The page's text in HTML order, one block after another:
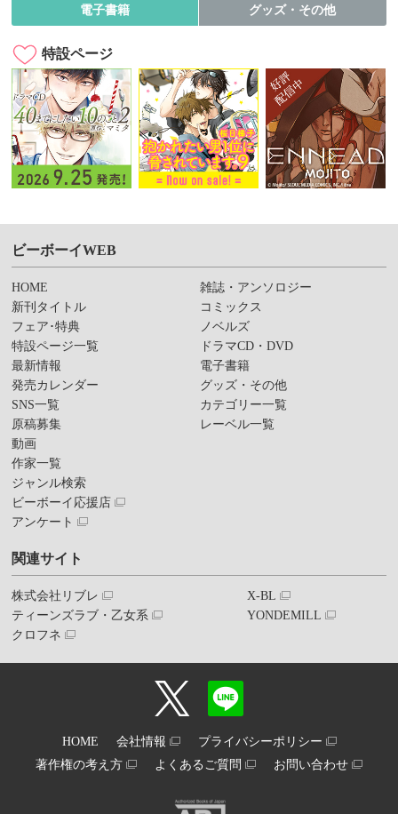
電子書籍 グッズ・その他
特設ページ
ビーボーイWEB
HOME
新刊タイトル
フェア･特典
特設ページ一覧
最新情報
発売カレンダー
SNS一覧
原稿募集
動画
作家一覧
ジャンル検索
ビーボーイ応援店
アンケート
雑誌・アンソロジー
コミックス
ノベルズ
ドラマCD・DVD
電子書籍
グッズ・その他
カテゴリー一覧
レーベル一覧
関連サイト
株式会社リブレ
ティーンズラブ・乙女系
クロフネ
X-BL
YONDEMILL
HOME 会社情報
プライバシーポリシー
著作権の考え方
よくあるご質問 お問い合わせ